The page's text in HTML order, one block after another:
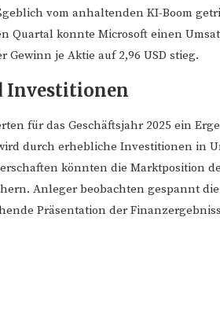
vom anhaltenden KI-Boom
Quartal konnte Microsoft einen
Gewinn je Aktie auf 2,96 USD stieg.
Investitionen
für das Geschäftsjahr 2025 ein
durch erhebliche Investitionen in
könnten die Marktposition
Anleger beobachten gespannt
Präsentation der